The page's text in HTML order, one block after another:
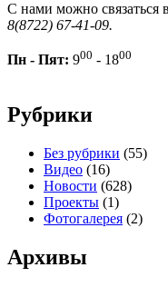
С нами можно связаться
8(8722) 67-41-09.
Пн - Пят: 900 - 1800
Рубрики
Без рубрики (55)
Видео (16)
Новости (628)
Проекты (1)
Фотогалерея (2)
Архивы